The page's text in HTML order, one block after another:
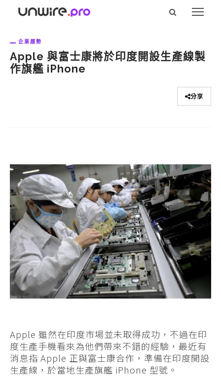
企業趨勢
Apple 與富士康將於印度開設生產線製
作旗艦 iPhone
分享
Apple 雖然在印度市場並未取得成功，不過在印
度生產手機看來為他們帶來不錯的經驗，最近有
消息指 Apple 正與富士康合作，準備在印度開設
生產線，於當地生產旗艦 iPhone 型號。